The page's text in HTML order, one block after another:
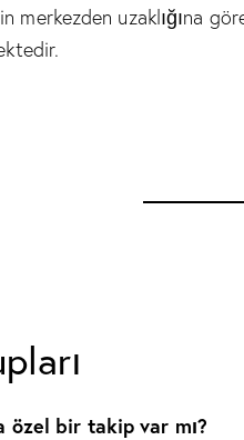
merkezden uzaklığına
özel bir takip var mı?